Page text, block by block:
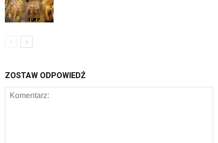
ZOSTAW ODPOWIEDŹ